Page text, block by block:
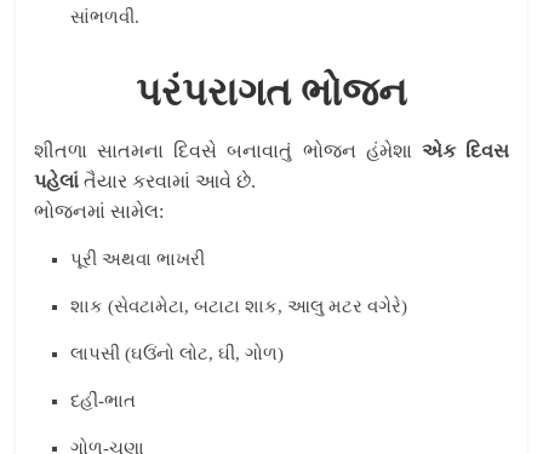
સાંભળવી.
પરંપરાગત ભોજન
શીતળા સાતમના દિવસે બનાવાતું ભોજન હંમેશા એક દિવસ
પહેલાં તૈયાર કરવામાં આવે છે.
ભોજનમાં સામેલ:
પૂરી અથવા ભાખરી
શાક (સેવટામેટા, બટાટા શાક, આલુ મટર વગેરે)
લાપસી (ઘઉંનો લોટ, ઘી, ગોળ)
દહીં-ભાત
ગોળ-ચણા